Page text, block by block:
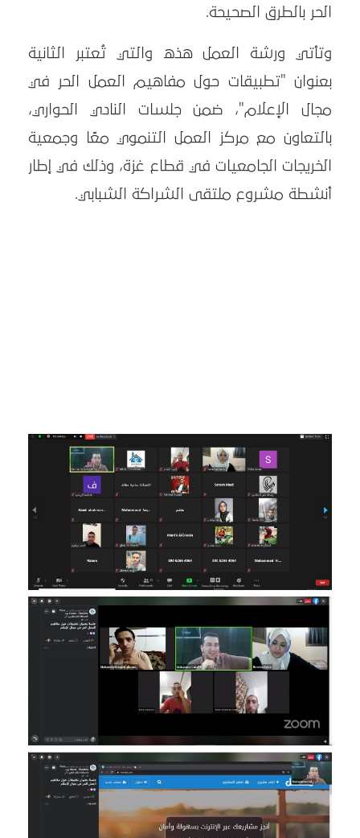
الحر بالطرق الصحيحة.
وتأتي ورشة العمل هذه والتي تُعتبر الثانية
بعنوان "تطبيقات حول مفاهيم العمل الحر في
مجال الإعلام"، ضمن جلسات النادي الحواري،
بالتعاون مع مركز العمل التنموي معًا وجمعية
الخريجات الجامعيات في قطاع غزة، وذلك في إطار
أنشطة مشروع ملتقى الشراكة الشبابي.